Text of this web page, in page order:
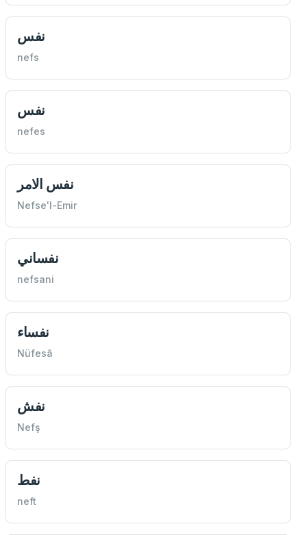
نفس
nefs
نفس
nefes
نفس الامر
Nefse'l-Emir
نفساني
nefsani
نفساء
Nüfesâ
نفش
Nefş
نفط
neft